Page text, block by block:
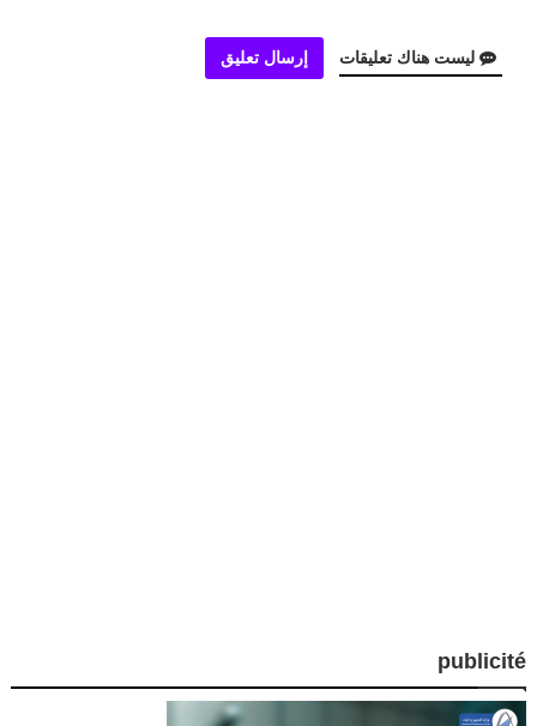
ليست هناك تعليقات إرسال تعليق
publicité